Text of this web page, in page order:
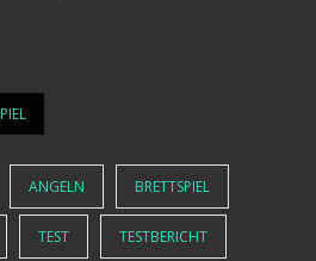
ANGELN BRETTSPIEL
TEST TESTBERICHT